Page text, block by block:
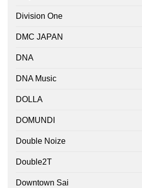
Division One
DMC JAPAN
DNA
DNA Music
DOLLA
DOMUNDI
Double Noize
Double2T
Downtown Sai